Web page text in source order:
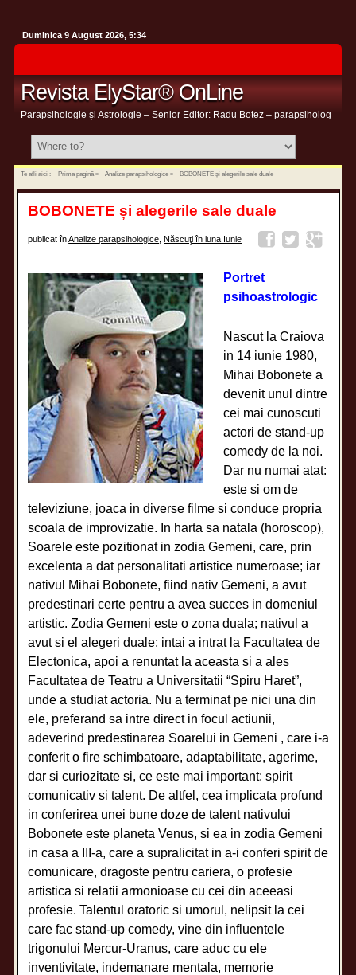
Duminica 9 August 2026, 5:34
Revista ElyStar® OnLine
Parapsihologie și Astrologie – Senior Editor: Radu Botez – parapsiholog
Te afli aici : Prima pagină» Analize parapsihologice» BOBONETE și alegerile sale duale
BOBONETE și alegerile sale duale
publicat înAnalize parapsihologice ,Născuţi în luna Iunie
Portret
psihoastrologic
Nascut la Craiova
in 14 iunie 1980,
Mihai Bobonete a
devenit unul dintre
cei mai cunoscuti
actori de stand-up
comedy de la noi.
Dar nu numai atat:
este si om de
televiziune, joaca in diverse filme si conduce propria
scoala de improvizatie. In harta sa natala (horoscop),
Soarele este pozitionat in zodia Gemeni, care, prin
excelenta a dat personalitati artistice numeroase; iar
nativul Mihai Bobonete, fiind nativ Gemeni, a avut
predestinari certe pentru a avea succes in domeniul
artistic. Zodia Gemeni este o zona duala; nativul a
avut si el alegeri duale; intai a intrat la Facultatea de
Electonica, apoi a renuntat la aceasta si a ales
Facultatea de Teatru a Universitatii “Spiru Haret”,
unde a studiat actoria. Nu a terminat pe nici una din
ele, preferand sa intre direct in focul actiunii,
adeverind predestinarea Soarelui in Gemeni , care i-a
conferit o fire schimbatoare, adaptabilitate, agerime,
dar si curiozitate si, ce este mai important: spirit
comunicativ si talent. De altfel, cea implicata profund
in conferirea unei bune doze de talent nativului
Bobonete este planeta Venus, si ea in zodia Gemeni
in casa a III-a, care a supralicitat in a-i conferi spirit de
comunicare, dragoste pentru cariera, o profesie
artistica si relatii armonioase cu cei din aceeasi
profesie. Talentul oratoric si umorul, nelipsit la cei
care fac stand-up comedy, vine din influentele
trigonului Mercur-Uranus, care aduc cu ele
inventivitate, indemanare mentala, memorie